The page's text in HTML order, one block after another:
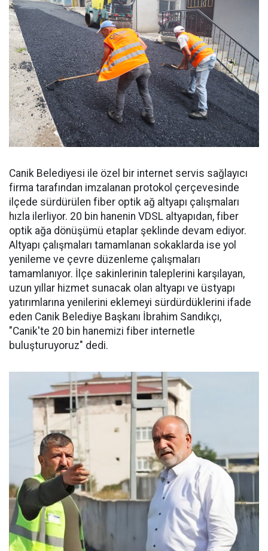
Canik Belediyesi ile özel bir internet servis sağlayıcı
firma tarafından imzalanan protokol çerçevesinde
ilçede sürdürülen fiber optik ağ altyapı çalışmaları
hızla ilerliyor. 20 bin hanenin VDSL altyapıdan, fiber
optik ağa dönüşümü etaplar şeklinde devam ediyor.
Altyapı çalışmaları tamamlanan sokaklarda ise yol
yenileme ve çevre düzenleme çalışmaları
tamamlanıyor. İlçe sakinlerinin taleplerini karşılayan,
uzun yıllar hizmet sunacak olan altyapı ve üstyapı
yatırımlarına yenilerini eklemeyi sürdürdüklerini ifade
eden Canik Belediye Başkanı İbrahim Sandıkçı,
"Canik'te 20 bin hanemizi fiber internetle
buluşturuyoruz" dedi.